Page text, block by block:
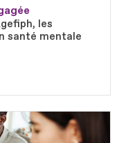
les
santé mentale